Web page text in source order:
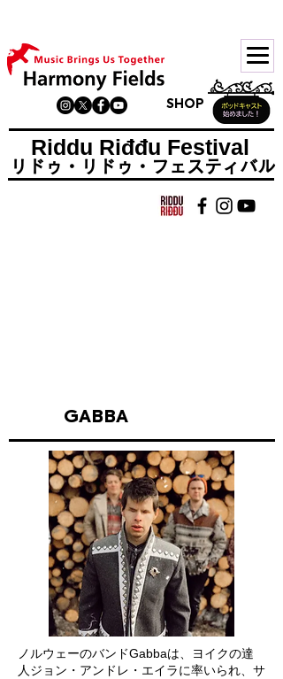
SHOP
Riddu Riđđu Festival
​リドゥ・リドゥ・フェスティバル
GABBA
ノルウェーのバンドGabbaは、ヨイクの達
人ジョン・アンドレ・エイラに率いられ、サ